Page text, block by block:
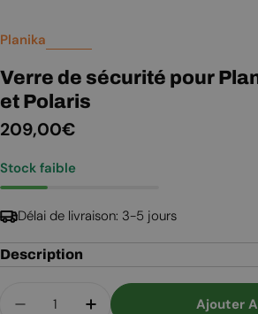
Planika
Verre de sécurité pour
et Polaris
Prix
régulier
209,00€
Stock faible
Délai de livraison: 3-5 jours
Description
Ajouter